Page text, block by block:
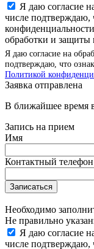
Я даю согласие
числе подтверждаю,
обработки и
Я даю согласие на
подтверждаю, что
Политикой
Заявка отправлена
В ближайшее время
Запись на прием
Имя
Контактный телефон
Записаться
Необходимо
Не правильно
Я даю согласие
числе подтверждаю,